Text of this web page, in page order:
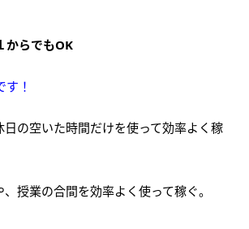
からでもOK
！
日の空いた時間だけを使って効率よく稼
授業の合間を効率よく使って稼ぐ。